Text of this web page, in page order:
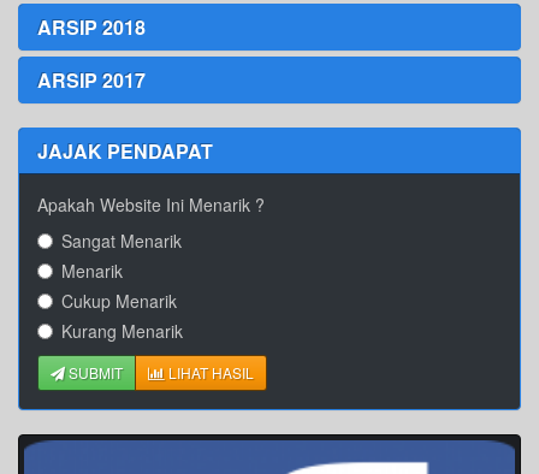
ARSIP 2018
ARSIP 2017
JAJAK PENDAPAT
Apakah Website Ini Menarik ?
Sangat Menarik
Menarik
Cukup Menarik
Kurang Menarik
SUBMIT LIHAT HASIL